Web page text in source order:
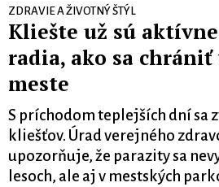
ZDRAVIE A ŽIVOTNÝ ŠTÝL
Kliešte už sú
radia, ako sa
meste
S príchodom teplejších dní sa
kliešťov. Úrad verejného
upozorňuje, že parazity sa
lesoch, ale aj v mestských